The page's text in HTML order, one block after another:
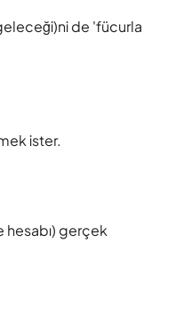
de 'fücurla
ister.
hesabı) gerçek